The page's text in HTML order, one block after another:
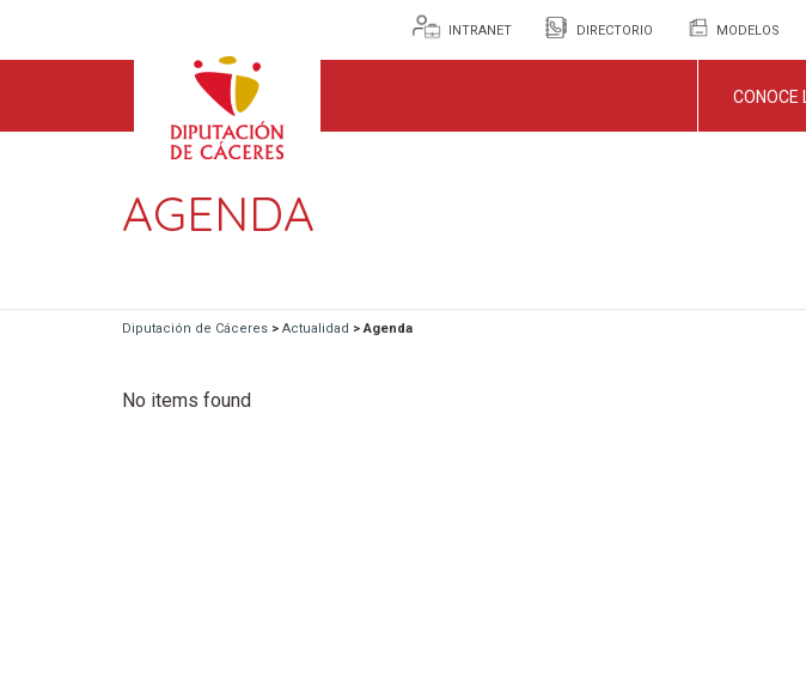
INTRANET DIRECTORIO MODELOS
CONOCE
AGENDA
Diputación de Cáceres > Actualidad >Agenda
No items found